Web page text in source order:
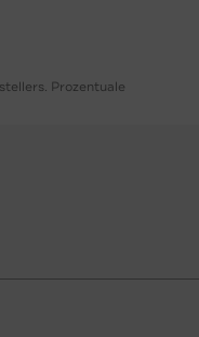
Prozentuale